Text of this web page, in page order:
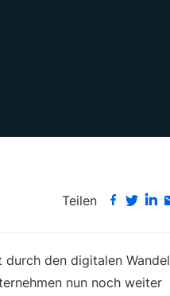
Teilen
den digitalen Wandel
nun noch weiter